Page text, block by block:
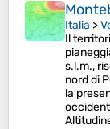
Italia >
Il
s.l.m.,
nord di
la